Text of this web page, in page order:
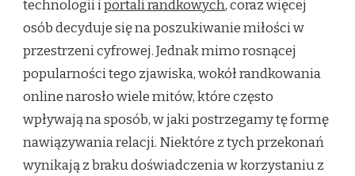
ZNAĆ
technologii iportali randkowych, coraz więcej
osób decyduje się na poszukiwanie miłości w
przestrzeni cyfrowej. Jednak mimo rosnącej
popularności tego zjawiska, wokół randkowania
online narosło wiele mitów, które często
wpływają na sposób, w jaki postrzegamy tę formę
nawiązywania relacji. Niektóre z tych przekonań
wynikają z braku doświadczenia w korzystaniu z